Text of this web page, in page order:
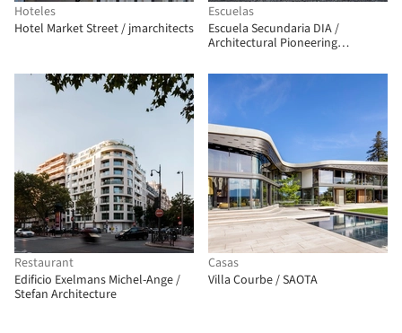
Hoteles
Hotel Market Street / jmarchitects
Escuelas
Escuela Secundaria DIA /
Architectural Pioneering
Restaurant
Edificio Exelmans Michel-Ange /
Stefan Architecture
Casas
Villa Courbe / SAOTA